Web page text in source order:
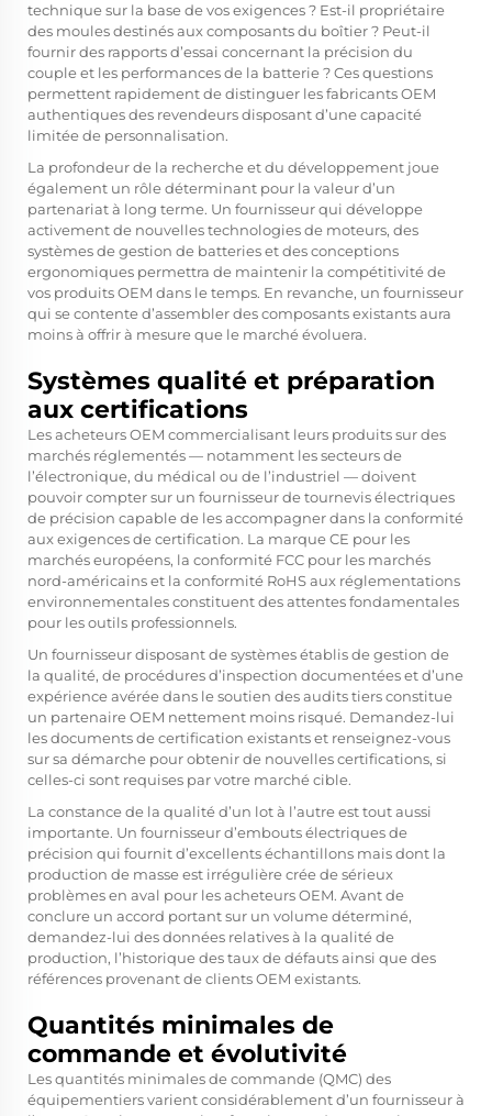
technique sur la base de vos exigences ? Est-il propriétaire
des moules destinés aux composants du boîtier ? Peut-il
fournir des rapports d’essai concernant la précision du
couple et les performances de la batterie ? Ces questions
permettent rapidement de distinguer les fabricants OEM
authentiques des revendeurs disposant d’une capacité
limitée de personnalisation.
La profondeur de la recherche et du développement joue
également un rôle déterminant pour la valeur d’un
partenariat à long terme. Un fournisseur qui développe
activement de nouvelles technologies de moteurs, des
systèmes de gestion de batteries et des conceptions
ergonomiques permettra de maintenir la compétitivité de
vos produits OEM dans le temps. En revanche, un fournisseur
qui se contente d’assembler des composants existants aura
moins à offrir à mesure que le marché évoluera.
Systèmes qualité et préparation
aux certifications
Les acheteurs OEM commercialisant leurs produits sur des
marchés réglementés — notamment les secteurs de
l’électronique, du médical ou de l’industriel — doivent
pouvoir compter sur un fournisseur de tournevis électriques
de précision capable de les accompagner dans la conformité
aux exigences de certification. La marque CE pour les
marchés européens, la conformité FCC pour les marchés
nord-américains et la conformité RoHS aux réglementations
environnementales constituent des attentes fondamentales
pour les outils professionnels.
Un fournisseur disposant de systèmes établis de gestion de
la qualité, de procédures d’inspection documentées et d’une
expérience avérée dans le soutien des audits tiers constitue
un partenaire OEM nettement moins risqué. Demandez-lui
les documents de certification existants et renseignez-vous
sur sa démarche pour obtenir de nouvelles certifications, si
celles-ci sont requises par votre marché cible.
La constance de la qualité d’un lot à l’autre est tout aussi
importante. Un fournisseur d’embouts électriques de
précision qui fournit d’excellents échantillons mais dont la
production de masse est irrégulière crée de sérieux
problèmes en aval pour les acheteurs OEM. Avant de
conclure un accord portant sur un volume déterminé,
demandez-lui des données relatives à la qualité de
production, l’historique des taux de défauts ainsi que des
références provenant de clients OEM existants.
Quantités minimales de
commande et évolutivité
Les quantités minimales de commande (QMC) des
équipementiers varient considérablement d’un fournisseur à